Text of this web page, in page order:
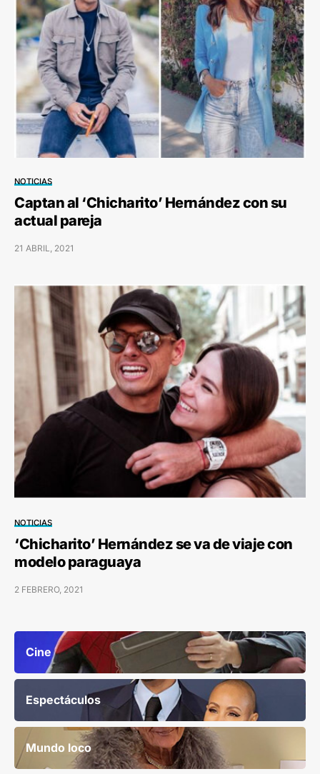
NOTICIAS
Captan al ‘Chicharito’ Hernández con su
actual pareja
21 ABRIL, 2021
NOTICIAS
‘Chicharito’ Hernández se va de viaje con
modelo paraguaya
2 FEBRERO, 2021
Cine
Espectáculos
Mundo loco